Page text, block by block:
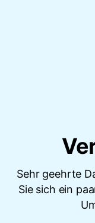
Sehr geehrte
Sie sich ein